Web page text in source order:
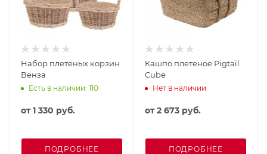
Набор плетеных корзин
Венза
Есть в наличии: 110
от1 330 руб.
ПОДРОБНЕЕ
Кашпо плетеное Pigtail
Cube
Нет в наличии
от2 673 руб.
ПОДРОБНЕЕ